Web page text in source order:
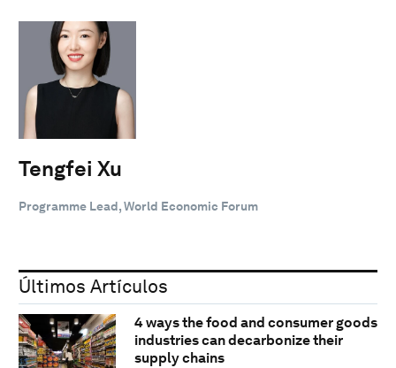
Tengfei Xu
Programme Lead, World Economic Forum
Últimos Artículos
4 ways the food and consumer goods
industries can decarbonize their
supply chains